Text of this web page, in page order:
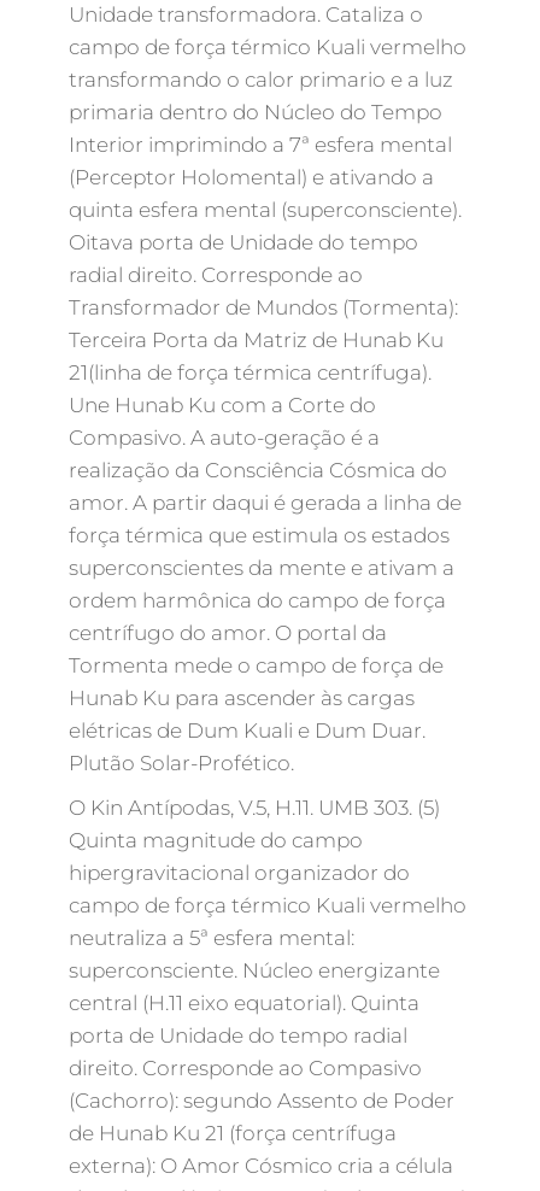
Unidade transformadora. Cataliza o
campo de força térmico Kuali vermelho
transformando o calor primario e a luz
primaria dentro do Núcleo do Tempo
Interior imprimindo a 7ª esfera mental
(Perceptor Holomental) e ativando a
quinta esfera mental (superconsciente).
Oitava porta de Unidade do tempo
radial direito. Corresponde ao
Transformador de Mundos (Tormenta):
Terceira Porta da Matriz de Hunab Ku
21(linha de força térmica centrífuga).
Une Hunab Ku com a Corte do
Compasivo. A auto-geração é a
realização da Consciência Cósmica do
amor. A partir daqui é gerada a linha de
força térmica que estimula os estados
superconscientes da mente e ativam a
ordem harmônica do campo de força
centrífugo do amor. O portal da
Tormenta mede o campo de força de
Hunab Ku para ascender às cargas
elétricas de Dum Kuali e Dum Duar.
Plutão Solar-Profético.
O Kin Antípodas, V.5, H.11. UMB 303. (5)
Quinta magnitude do campo
hipergravitacional organizador do
campo de força térmico Kuali vermelho
neutraliza a 5ª esfera mental:
superconsciente. Núcleo energizante
central (H.11 eixo equatorial). Quinta
porta de Unidade do tempo radial
direito. Corresponde ao Compasivo
(Cachorro): segundo Assento de Poder
de Hunab Ku 21 (força centrífuga
externa): O Amor Cósmico cria a célula